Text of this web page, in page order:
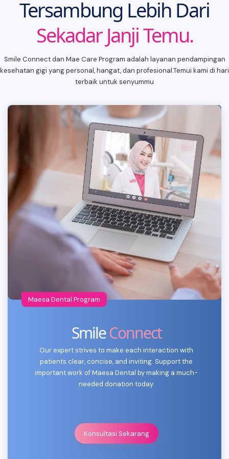
Tersambung Lebih Dari
Sekadar Janji Temu.
Smile Connect dan Mae Care Program adalah layanan pendampingan
kesehatan gigi yang personal, hangat, dan profesional.Temui kami di hari
terbaik untuk senyummu
Maesa Dental Program
SmileConnect
Our expert strives to make each interaction with
patients clear, concise, and inviting. Support the
important work of Maesa Dental by making a much-
needed donation today.
Konsultasi Sekarang